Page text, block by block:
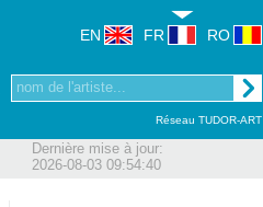
Réseau TUDOR-ART
EN FR RO
Dernière mise à jour:
2026-08-03 09:54:40